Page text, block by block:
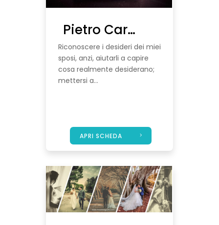
Pietro Cardinale Wedding Reporter
Riconoscere i desideri dei miei
sposi, anzi, aiutarli a capire
cosa realmente desiderano;
mettersi a...
APRI SCHEDA